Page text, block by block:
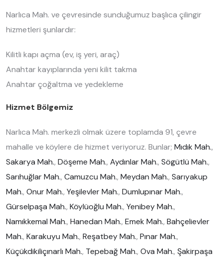
Narlıca Mah. ve çevresinde sunduğumuz başlıca çilingir
hizmetleri şunlardır:
Kilitli kapı açma (ev, iş yeri, araç)
Anahtar kayıplarında yeni kilit takma
Anahtar çoğaltma ve yedekleme
Hizmet Bölgemiz
Narlıca Mah. merkezli olmak üzere toplamda 91, çevre
mahalle ve köylere de hizmet veriyoruz. Bunlar; Mıdık Mah.,
Sakarya Mah., Döşeme Mah., Aydınlar Mah., Sögütlü Mah.,
Sarıhuğlar Mah., Camuzcu Mah., Meydan Mah., Sarıyakup
Mah., Onur Mah., Yeşilevler Mah., Dumlupınar Mah.,
Gürselpaşa Mah., Köylüoğlu Mah., Yenibey Mah.,
Namıkkemal Mah., Hanedan Mah., Emek Mah., Bahçelievler
Mah., Karakuyu Mah., Reşatbey Mah., Pınar Mah.,
Küçükdikiliçınarlı Mah., Tepebağ Mah., Ova Mah., Şakirpaşa